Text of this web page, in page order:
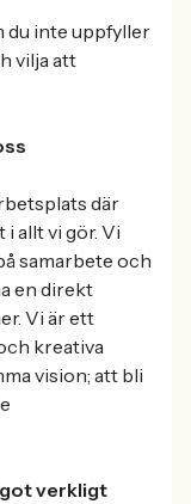
du inte uppfyller
vilja att
där
allt vi gör. Vi
samarbete och
en direkt
Vi är ett
kreativa
vision; att bli
verkligt